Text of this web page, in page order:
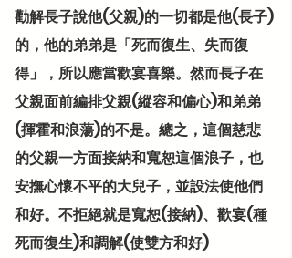
勸解長子說他(父親)的一切都是他(長子)
的，他的弟弟是「死而復生、失而復
得」，所以應當歡宴喜樂。然而長子在
父親面前編排父親(縱容和偏心)和弟弟
(揮霍和浪蕩)的不是。總之，這個慈悲
的父親一方面接納和寬恕這個浪子，也
安撫心懷不平的大兒子，並設法使他們
和好。不拒絕就是寬恕(接納)、歡宴(種
死而復生)和調解(使雙方和好)